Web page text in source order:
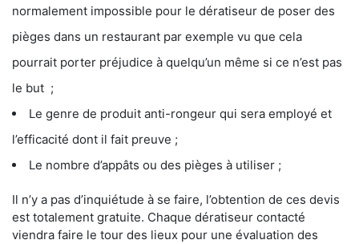
normalement impossible pour le dératiseur de poser des
pièges dans un restaurant par exemple vu que cela
pourrait porter préjudice à quelqu’un même si ce n’est pas
le but ;
Le genre de produit anti-rongeur qui sera employé et
l’efficacité dont il fait preuve ;
Le nombre d’appâts ou des pièges à utiliser ;
Il n’y a pas d’inquiétude à se faire, l’obtention de ces devis
est totalement gratuite. Chaque dératiseur contacté
viendra faire le tour des lieux pour une évaluation des